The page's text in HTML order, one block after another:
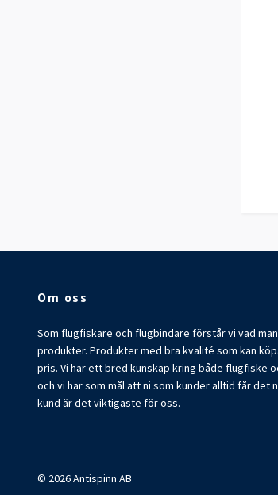
Om oss
Som flugfiskare och flugbindare förstår vi vad
produkter. Produkter med bra kvalité som kan
pris. Vi har ett bred kunskap kring både flugfiske
och vi har som mål att ni som kunder alltid får det
kund är det viktigaste för oss.
© 2026 Antispinn AB